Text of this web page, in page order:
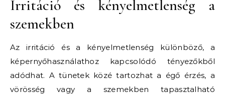
Irritáció és kényelmetlenség a
szemekben
Az irritáció és a kényelmetlenség különböző, a
képernyőhasználathoz kapcsolódó tényezőkből
adódhat. A tünetek közé tartozhat a égő érzés, a
vörösség vagy a szemekben tapasztalható